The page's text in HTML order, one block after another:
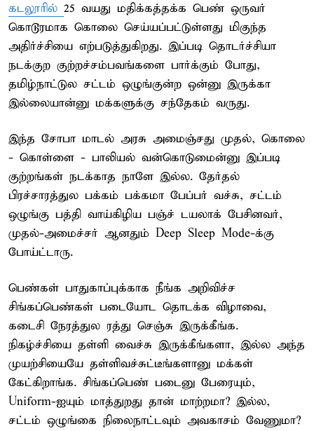
கடலூரில் 25 வயது மதிக்கத்தக்க பெண் ஒருவர்
கொடூரமாக கொலை செய்யப்பட்டுள்ளது மிகுந்த
அதிர்ச்சியை எற்படுத்துகிறது. இப்படி தொடர்ச்சியா
நடக்குற குற்றச்சம்பவங்களை பார்க்கும் போது,
தமிழ்நாட்டுல சட்டம் ஒழுங்குன்ற ஒன்னு இருக்கா
இல்லையான்னு மக்களுக்கு சந்தேகம் வருது.
இந்த சோபா மாடல் அரசு அமைஞ்சது முதல், கொலை
- கொள்ளை - பாலியல் வன்கொடுமைன்னு இப்படி
குற்றங்கள் நடக்காத நாளே இல்ல. தேர்தல்
பிரச்சாரத்துல பக்கம் பக்கமா பேப்பர் வச்சு, சட்டம்
ஒழுங்கு பத்தி வாய்கிழிய பஞ்ச் டயலாக் பேசினவர்,
முதல்-அமைச்சர் ஆனதும் Deep Sleep Mode-க்கு
போய்ட்டாரு.
பெண்கள் பாதுகாப்புக்காக நீங்க அறிவிச்ச
சிங்கப்பெண்கள் படையோட தொடக்க விழாவை,
கடைசி நேரத்துல ரத்து செஞ்சு இருக்கீங்க.
நிகழ்ச்சியை தள்ளி வைச்சு இருக்கீங்களா, இல்ல அந்த
முயற்சியையே தள்ளிவச்சுட்டீங்களானு மக்கள்
கேட்கிறாங்க. சிங்கப்பெண் படைனு பேரையும்,
Uniform-ஐயும் மாத்துறது தான் மாற்றமா? இல்ல,
சட்டம் ஒழுங்கை நிலைநாட்டவும் அவகாசம் வேணுமா?